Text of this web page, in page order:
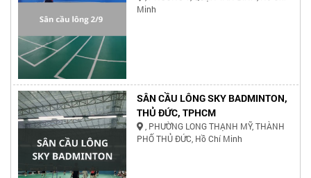
Minh
SÂN CẦU LÔNG SKY BADMINTON,
THỦ ĐỨC, TPHCM
, PHƯỜNG LONG THẠNH MỸ, THÀNH
PHỐ THỦ ĐỨC, Hồ Chí Minh